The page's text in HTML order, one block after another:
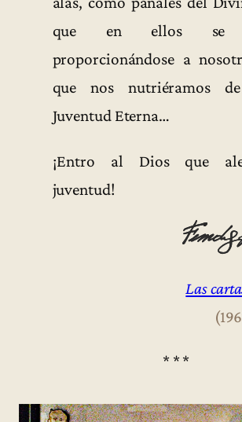
que en ellos se
proporcionándose a
que nos nutriéramos
Juventud Eterna…
¡Entro al Dios que
juventud!
Las
* * *